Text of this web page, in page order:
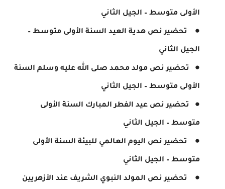
الأولى متوسط – الجيل الثاني
تحضير نص هدية العيد السنة الأولى متوسط –
الجيل الثاني
تحضير نص مولد محمد صلى الله عليه وسلم السنة
الأولى متوسط – الجيل الثاني
تحضير نص عيد الفطر المبارك السنة الأولى
متوسط – الجيل الثاني
تحضير نص اليوم العالمي للبيئة السنة الأولى
متوسط – الجيل الثاني
تحضير نص المولد النبوي الشريف عند الأزهريين